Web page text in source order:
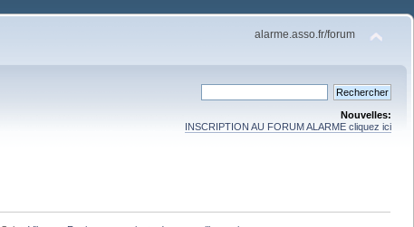
alarme.asso.fr/forum
Nouvelles:
INSCRIPTION AU FORUM ALARME cliquez ici